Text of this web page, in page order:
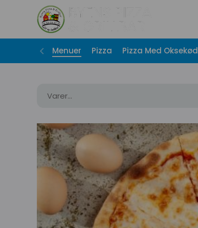
Menuer Pizza Pizza Med Oksekød